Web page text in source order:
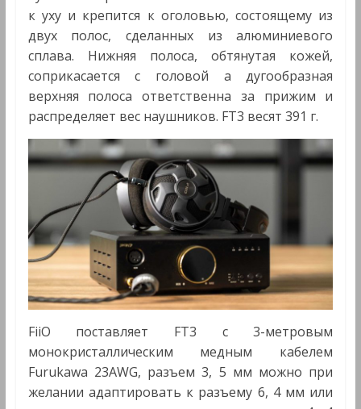
к уху и крепится к оголовью, состоящему из
двух полос, сделанных из алюминиевого
сплава. Нижняя полоса, обтянутая кожей,
соприкасается с головой а дугообразная
верхняя полоса ответственна за прижим и
распределяет вес наушников. FT3 весят 391 г.
FiiO поставляет FT3 с 3-метровым
монокристаллическим медным кабелем
Furukawa 23AWG, разъем 3, 5 мм можно при
желании адаптировать к разъему 6, 4 мм или